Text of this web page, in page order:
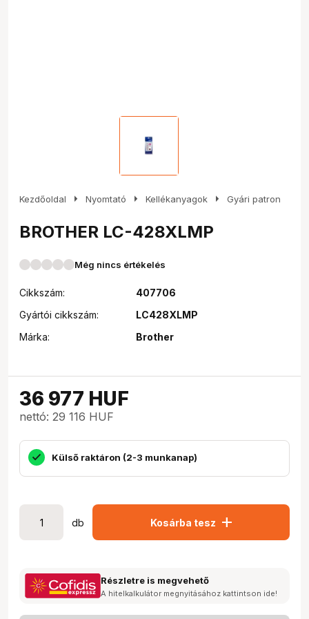
Kezdőoldal arrow_right Nyomtató arrow_right Kellékanyagok arrow_right Gyári patron
BROTHER LC-428XLMP
Még nincs értékelés
Cikkszám:
407706
Gyártói cikkszám:
LC428XLMP
Márka:
Brother
36 977 HUF
nettó: 29 116 HUF
Külső raktáron (2-3 munkanap)
db Kosárba tesz add
Részletre is megvehető
A hitelkalkulátor megnyitásához kattintson ide!